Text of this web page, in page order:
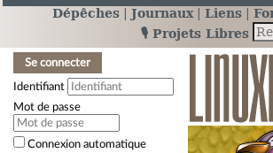
Dépêches Journaux Liens
🎙️ Projets Libres
Se connecter
Identifiant
Mot de passe
Connexion automatique